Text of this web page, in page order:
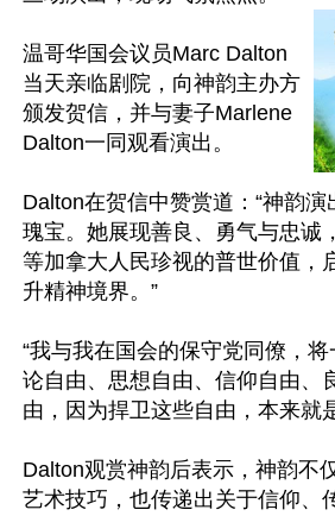
温哥华国会议员Marc Dalton
当天亲临剧院，向神韵主办方
颁发贺信，并与妻子Marlene
Dalton一同观看演出。
Dalton在贺信中赞赏道：“神韵
瑰宝。她展现善良、勇气与忠诚
等加拿大人民珍视的普世价值，
升精神境界。”
“我与我在国会的保守党同僚，
论自由、思想自由、信仰自由、
由，因为捍卫这些自由，本来就
Dalton观赏神韵后表示，神韵不
艺术技巧，也传递出关于信仰、